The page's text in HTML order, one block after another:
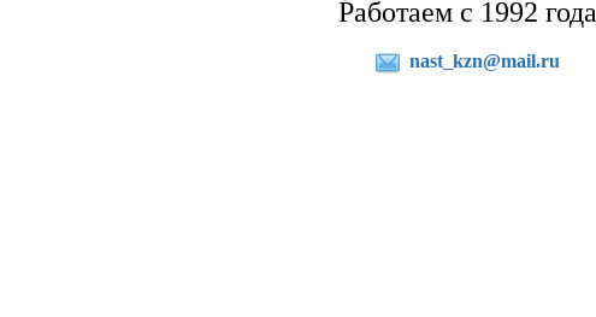
Работаем с 1992 года
nast_kzn@mail.ru